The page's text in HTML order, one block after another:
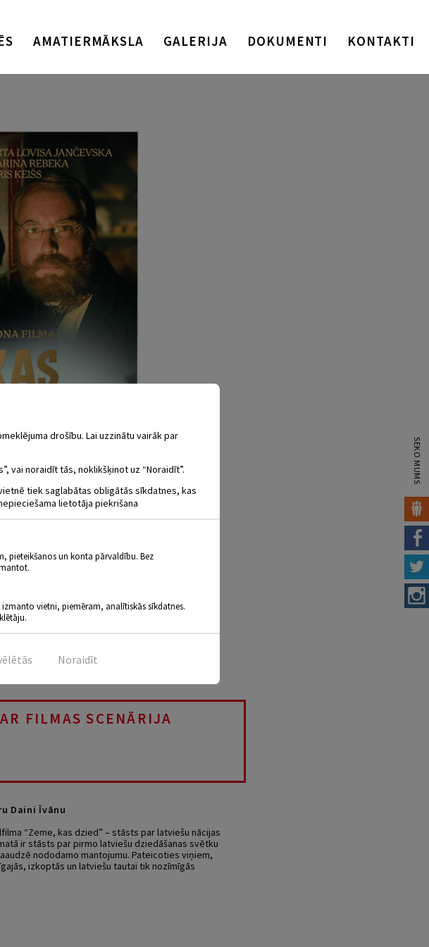
AMATIERMĀKSLA GALERIJA DOKUMENTI KONTAKTI
FILMAS SCENĀRIJA
Daini Īvānu
“Zeme, kas dzied” – stāsts par latviešu nācijas
ir stāsts par pirmo latviešu dziedāšanas svētku
nododamo mantojumu. Pateicoties viņiem,
izkoptās un latviešu tautai tik nozīmīgās
SEKO MUMS
drošību. Lai uzzinātu vairāk par
vai noraidīt tās, noklikšķinot uz “Noraidīt”.
tiek saglabātas obligātās sīkdatnes, kas
lietotāja piekrišana
pieteikšanos un konta pārvaldību. Bez
vietni, piemēram, analītiskās sīkdatnes.
Noraidīt